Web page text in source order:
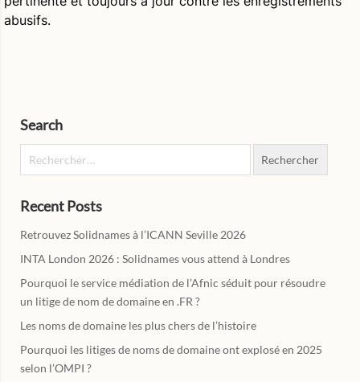
abusifs.
Search
Recent Posts
Retrouvez Solidnames à l’ICANN Seville 2026
INTA London 2026 : Solidnames vous attend à Londres
Pourquoi le service médiation de l’Afnic séduit pour résoudre
un litige de nom de domaine en .FR ?
Les noms de domaine les plus chers de l’histoire
Pourquoi les litiges de noms de domaine ont explosé en 2025
selon l’OMPI ?